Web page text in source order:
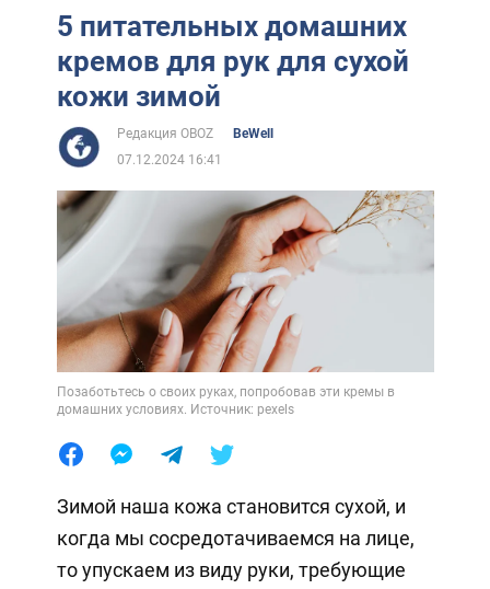
5 питательных домашних
кремов для рук для сухой
кожи зимой
Редакция OBOZ
BeWell
07.12.2024 16:41
Позаботьтесь о своих руках, попробовав эти кремы в
домашних условиях. Источник: pexels
Зимой наша кожа становится сухой, и
когда мы сосредотачиваемся на лице,
то упускаем из виду руки, требующие